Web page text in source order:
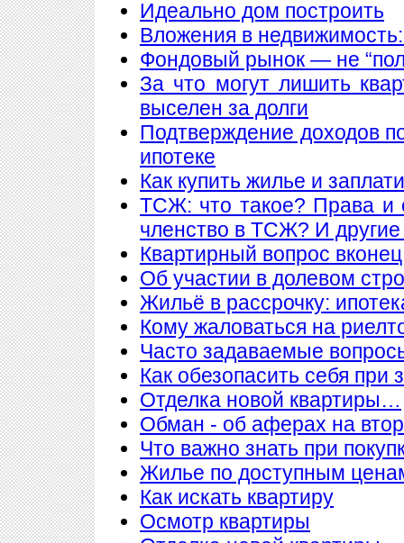
Идеально дом построить
Вложения в
Фондовый рынок — не
За что могут лишить
выселен за долги
Подтверждение доходов
ипотеке
Как купить жилье и
ТСЖ: что такое? Права и
членство в ТСЖ? И
Квартирный вопрос
Об участии в долевом
Жильё в рассрочку:
Кому жаловаться на
Часто задаваемые
Как обезопасить себя при
Отделка новой квартиры…
Обман - об аферах на
Что важно знать при
Жилье по доступным
Как искать квартиру
Осмотр квартиры